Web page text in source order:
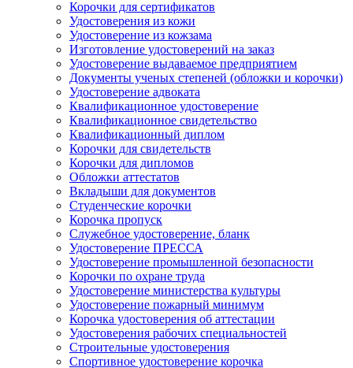
Корочки для сертификатов
Удостоверения из кожи
Удостоверение из кожзама
Изготовление удостоверений на заказ
Удостоверение выдаваемое предприятием
Документы ученых степеней (обложки и корочки)
Удостоверение адвоката
Квалификационное удостоверение
Квалификационное свидетельство
Квалификационный диплом
Корочки для свидетельств
Корочки для дипломов
Обложки аттестатов
Вкладыши для документов
Студенческие корочки
Корочка пропуск
Служебное удостоверение, бланк
Удостоверение ПРЕССА
Удостоверение промышленной безопасности
Корочки по охране труда
Удостоверение министерства культуры
Удостоверение пожарный минимум
Корочка удостоверения об аттестации
Удостоверения рабочих специальностей
Строительные удостоверения
Спортивное удостоверение корочка